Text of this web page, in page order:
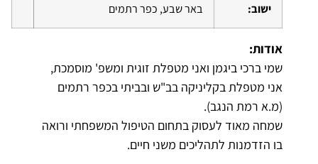
ישוב: באר שבע, כפר רתמים
אודות:
שמי ברכי ביגמן ואני מטפלת זוגית ומשפ' מוסמכת,
אני מטפלת בקליניקה בב"ש ובביתי בכפר רתמים
(מ.א רמת הנגב).
שמחה מאוד לעסוק בתחום הטיפול המשפחתי ורואה
בו הזדמנות לתהליכים משני חיים.